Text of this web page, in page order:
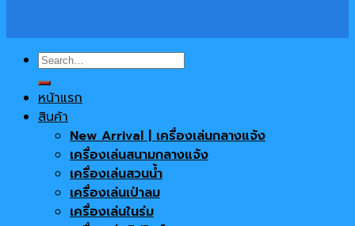
Search
for:
หน้าแรก
สินค้า
New Arrival | เครื่องเล่นกลางแจ้ง
เครื่องเล่นสนามกลางแจ้ง
เครื่องเล่นสวนน้ำ
เครื่องเล่นเป่าลม
เครื่องเล่นในร่ม